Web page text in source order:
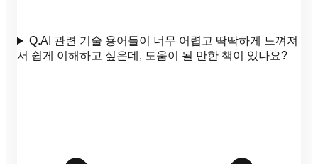
Q.AI 관련 기술 용어들이 너무 어렵고 딱딱하게 느껴져
서 쉽게 이해하고 싶은데, 도움이 될 만한 책이 있나요?